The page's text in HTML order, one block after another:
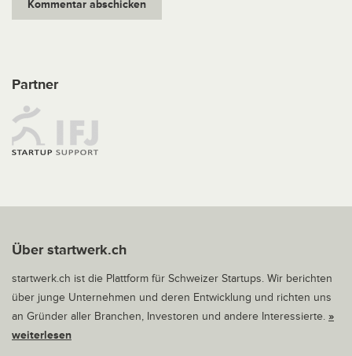
Partner
Über startwerk.ch
startwerk.ch ist die Plattform für Schweizer Startups. Wir berichten
über junge Unternehmen und deren Entwicklung und richten uns
an Gründer aller Branchen, Investoren und andere Interessierte. »
weiterlesen